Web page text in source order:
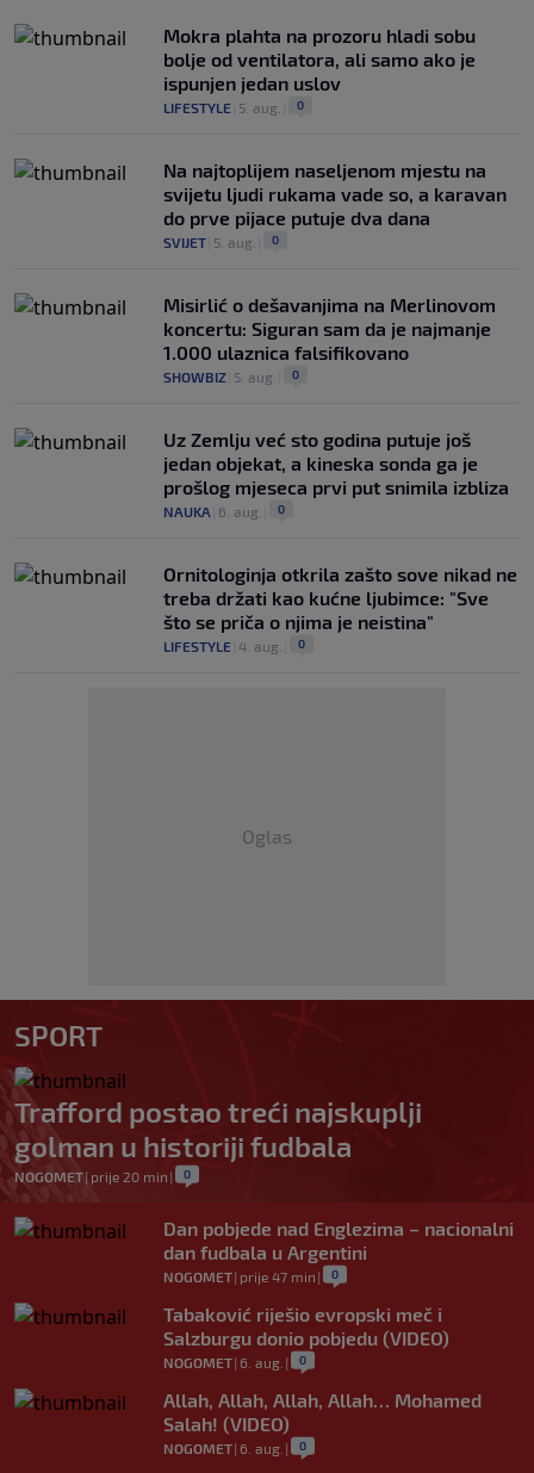
Mokra plahta na prozoru hladi sobu
bolje od ventilatora, ali samo ako je
ispunjen jedan uslov
LIFESTYLE 5. aug. 0
Na najtoplijem naseljenom mjestu na
svijetu ljudi rukama vade so, a karavan
do prve pijace putuje dva dana
SVIJET 5. aug. 0
Misirlić o dešavanjima na Merlinovom
koncertu: Siguran sam da je najmanje
1.000 ulaznica falsifikovano
SHOWBIZ 5. aug. 0
Uz Zemlju već sto godina putuje još
jedan objekat, a kineska sonda ga je
prošlog mjeseca prvi put snimila izbliza
NAUKA 6. aug. 0
Ornitologinja otkrila zašto sove nikad ne
treba držati kao kućne ljubimce: "Sve
što se priča o njima je neistina"
LIFESTYLE 4. aug. 0
Oglas
SPORT
Trafford postao treći najskuplji
golman u historiji fudbala
NOGOMET| prije 20 min | 0
Dan pobjede nad Englezima – nacionalni
dan fudbala u Argentini
NOGOMET| prije 47 min | 0
Tabaković riješio evropski meč i
Salzburgu donio pobjedu (VIDEO)
NOGOMET| 6. aug. | 0
Allah, Allah, Allah, Allah… Mohamed
Salah! (VIDEO)
NOGOMET| 6. aug. | 0